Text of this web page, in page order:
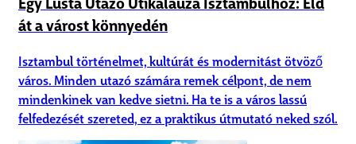
át a várost könnyedén
Isztambul történelmet, kultúrát és modernitást ötvöző
város. Minden utazó számára remek célpont, de nem
mindenkinek van kedve sietni. Ha te is a város lassú
felfedezését szereted, ez a praktikus útmutató neked szól.